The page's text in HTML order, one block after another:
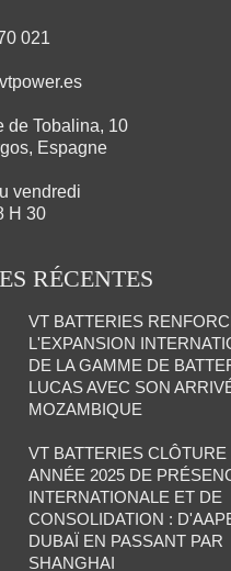
021
de Tobalina, 10
Espagne
vendredi
H 30
RÉCENTES
VT BATTERIES
L'EXPANSION
DE LA GAMME DE
LUCAS AVEC SON
MOZAMBIQUE
VT BATTERIES CLÔTURE
ANNÉE 2025 DE
INTERNATIONALE ET DE
CONSOLIDATION :
DUBAÏ EN PASSANT PAR
SHANGHAI